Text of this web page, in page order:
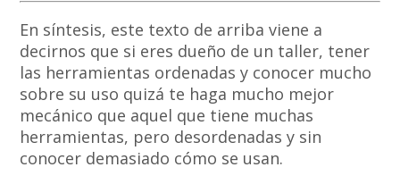
En síntesis, este texto de arriba viene a
decirnos que si eres dueño de un taller, tener
las herramientas ordenadas y conocer mucho
sobre su uso quizá te haga mucho mejor
mecánico que aquel que tiene muchas
herramientas, pero desordenadas y sin
conocer demasiado cómo se usan.